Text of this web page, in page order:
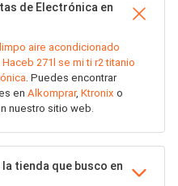
de Electrónica en
aire acondicionado
Haceb 271l se mi ti r2 titanio
. Puedes encontrar
en Alkomprar, Ktronix o
nuestro sitio web.
tienda que busco en